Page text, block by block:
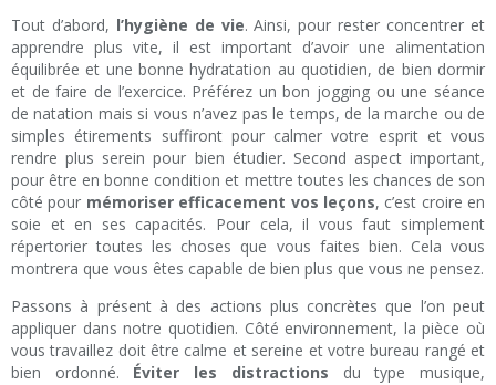
Tout d’abord, l’hygiène de vie. Ainsi, pour rester concentrer et
apprendre plus vite, il est important d’avoir une alimentation
équilibrée et une bonne hydratation au quotidien, de bien dormir
et de faire de l’exercice. Préférez un bon jogging ou une séance
de natation mais si vous n’avez pas le temps, de la marche ou de
simples étirements suffiront pour calmer votre esprit et vous
rendre plus serein pour bien étudier. Second aspect important,
pour être en bonne condition et mettre toutes les chances de son
côté pour mémoriser efficacement vos leçons, c’est croire en
soie et en ses capacités. Pour cela, il vous faut simplement
répertorier toutes les choses que vous faites bien. Cela vous
montrera que vous êtes capable de bien plus que vous ne pensez.
Passons à présent à des actions plus concrètes que l’on peut
appliquer dans notre quotidien. Côté environnement, la pièce où
vous travaillez doit être calme et sereine et votre bureau rangé et
bien ordonné. Éviter les distractions du type musique,